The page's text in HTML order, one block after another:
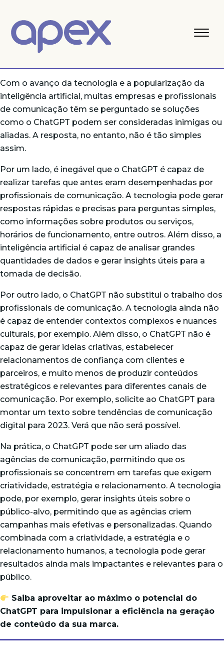
Com o avanço da tecnologia e a popularização da
inteligência artificial, muitas empresas e profissionais
de comunicação têm se perguntado se soluções
como o ChatGPT podem ser consideradas inimigas ou
aliadas. A resposta, no entanto, não é tão simples
assim.
Por um lado, é inegável que o ChatGPT é capaz de
realizar tarefas que antes eram desempenhadas por
profissionais de comunicação. A tecnologia pode gerar
respostas rápidas e precisas para perguntas simples,
como informações sobre produtos ou serviços,
horários de funcionamento, entre outros. Além disso, a
inteligência artificial é capaz de analisar grandes
quantidades de dados e gerar insights úteis para a
tomada de decisão.
Por outro lado, o ChatGPT não substitui o trabalho dos
profissionais de comunicação. A tecnologia ainda não
é capaz de entender contextos complexos e nuances
culturais, por exemplo. Além disso, o ChatGPT não é
capaz de gerar ideias criativas, estabelecer
relacionamentos de confiança com clientes e
parceiros, e muito menos de produzir conteúdos
estratégicos e relevantes para diferentes canais de
comunicação. Por exemplo, solicite ao ChatGPT para
montar um texto sobre tendências de comunicação
digital para 2023. Verá que não será possível.
Na prática, o ChatGPT pode ser um aliado das
agências de comunicação, permitindo que os
profissionais se concentrem em tarefas que exigem
criatividade, estratégia e relacionamento. A tecnologia
pode, por exemplo, gerar insights úteis sobre o
público-alvo, permitindo que as agências criem
campanhas mais efetivas e personalizadas. Quando
combinada com a criatividade, a estratégia e o
relacionamento humanos, a tecnologia pode gerar
resultados ainda mais impactantes e relevantes para o
público.
Saiba aproveitar ao máximo o potencial do
ChatGPT para impulsionar a eficiência na geração
de conteúdo da sua marca.